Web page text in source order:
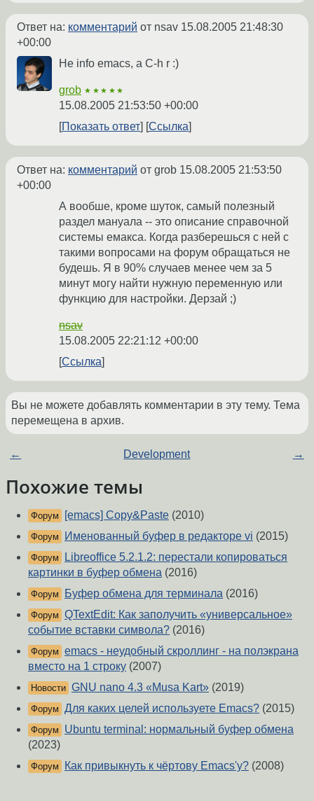
Ответ на: комментарий от nsav 15.08.2005 21:48:30
+00:00
Не info emacs, а C-h r :)
grob ★★★★★
15.08.2005 21:53:50 +00:00
Показать ответ
Ссылка
Ответ на: комментарий от grob 15.08.2005 21:53:50
+00:00
А вообше, кроме шуток, самый полезный
раздел мануала -- это описание справочной
системы емакса. Когда разберешься с ней с
такими вопросами на форум обращаться не
будешь. Я в 90% случаев менее чем за 5
минут могу найти нужную переменную или
функцию для настройки. Дерзай ;)
nsav
15.08.2005 22:21:12 +00:00
Ссылка
Вы не можете добавлять комментарии в эту тему. Тема
перемещена в архив.
← Development →
Похожие темы
Форум [emacs] Copy&Paste (2010)
Форум Именованный буфер в редакторе vi (2015)
Форум
Libreoffice 5.2.1.2: перестали копироваться
картинки в буфер обмена (2016)
Форум Буфер обмена для терминала (2016)
Форум QTextEdit: Как заполучить «универсальное»
событие вставки символа? (2016)
Форум emacs - неудобный скроллинг - на полэкрана
вместо на 1 строку (2007)
Новости GNU nano 4.3 «Musa Kart» (2019)
Форум Для каких целей используете Emacs? (2015)
Форум
Ubuntu terminal: нормальный буфер обмена
(2023)
Форум Как привыкнуть к чёртову Emacs'у? (2008)